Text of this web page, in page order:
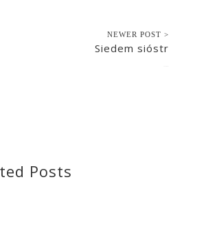
NEWER POST >
Siedem sióstr
Posts